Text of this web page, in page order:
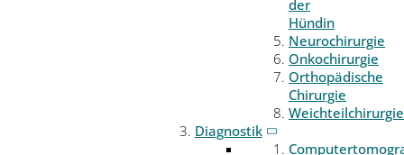
der
Hündin
Neurochirurgie
Onkochirurgie
Orthopädische
Chirurgie
Weichteilchirurgie
Diagnostik